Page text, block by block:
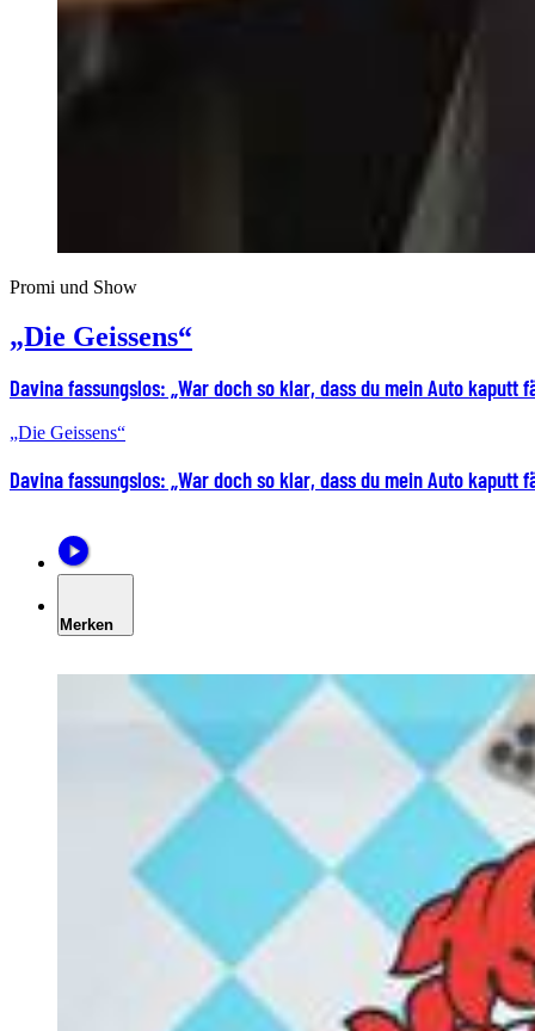
Promi und Show
„Die Geissens“
Davina fassungslos: „War doch so klar, dass du mein Auto kaputt
„Die Geissens“
Davina fassungslos: „War doch so klar, dass du mein Auto kaputt
Merken